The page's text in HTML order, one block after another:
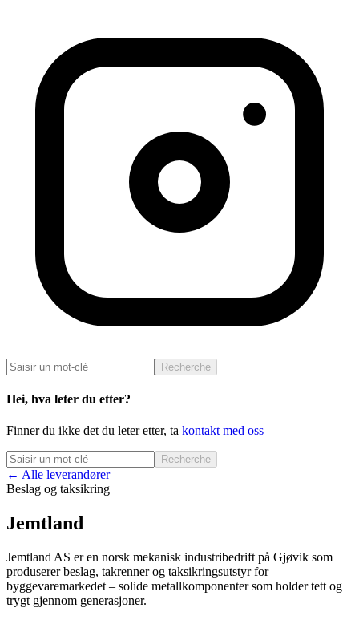
Recherche
Hei, hva leter du etter?
Finner du ikke det du leter etter, ta kontakt med oss
Recherche
← Alle leverandører
Beslag og taksikring
Jemtland
Jemtland AS er en norsk mekanisk industribedrift på Gjøvik som
produserer beslag, takrenner og taksikringsutstyr for
byggevaremarkedet – solide metallkomponenter som holder tett og
trygt gjennom generasjoner.